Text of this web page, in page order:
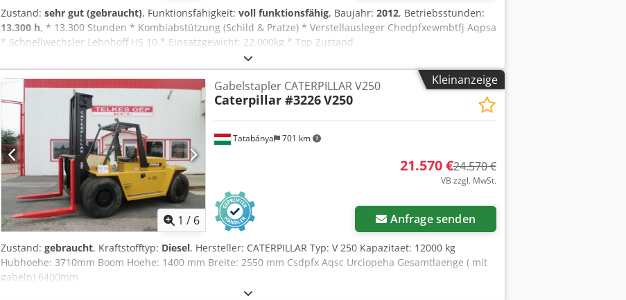
Zustand: sehr gut (gebraucht), Funktionsfähigkeit: voll funktionsfähig, Baujahr: 2012, Betriebsstunden:
13.300 h, * 13.300 Stunden * Kombiabstützung (Schild & Pratze) * Verstellausleger Chedpfxewmbtfj Aqpsa
* Schnellwechsler Lehnhoff HS 10 * Einsatzgewicht: 22.000kg * Top Zustand
Kleinanzeige
1 / 6
Tatabánya 701 km
Gabelstapler CATERPILLAR V250
Caterpillar #3226V250
21.570 €24.570 €
VB zzgl. MwSt.
Anfrage senden
Zustand: gebraucht, Kraftstofftyp: Diesel, Hersteller: CATERPILLAR Typ: V 250 Kapazitaet: 12000 kg
Hubhoehe: 3710mm Boom Hoehe: 1400 mm Breite: 2550 mm Csdpfx Aqsc Urciopeha Gesamtlaenge ( mit
gabeln) 6400mm